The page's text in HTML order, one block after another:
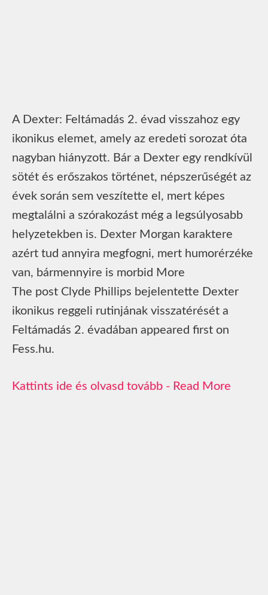
A Dexter: Feltámadás 2. évad visszahoz egy
ikonikus elemet, amely az eredeti sorozat óta
nagyban hiányzott. Bár a Dexter egy rendkívül
sötét és erőszakos történet, népszerűségét az
évek során sem veszítette el, mert képes
megtalálni a szórakozást még a legsúlyosabb
helyzetekben is. Dexter Morgan karaktere
azért tud annyira megfogni, mert humorérzéke
van, bármennyire is morbid More
The post Clyde Phillips bejelentette Dexter
ikonikus reggeli rutinjának visszatérését a
Feltámadás 2. évadában appeared first on
Fess.hu.
Read More